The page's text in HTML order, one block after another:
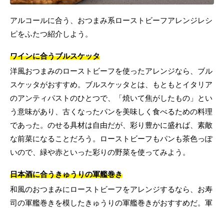
アルコールに合う、おつまみ系ローストビーフアレンジレシ
ピをふたつ紹介しよう。
ワインに合うブルスケッタ
洋風おつまみのローストビーフを使ったアレンジなら、ブル
スケッタがおすすめ。ブルスケッタとは、もともとイタリア
のアンティパストのひとつで、「焼いて焦がしたもの」とい
う意味があり、古くなったパンを美味しく食べるための料理
であった。のせる具材は自由だが、彩り豊かに盛れば、素敵
な前菜になることだろう。ローストビーフもパンも茶色っぽ
いので、緑や赤といった彩りの野菜を使ってみよう。
日本酒に合うきゅうりの軍艦巻き
和風のおつまみにローストビーフをアレンジするなら、お寿
司の軍艦巻きを模したきゅうりの軍艦巻きがおすすめだ。軍